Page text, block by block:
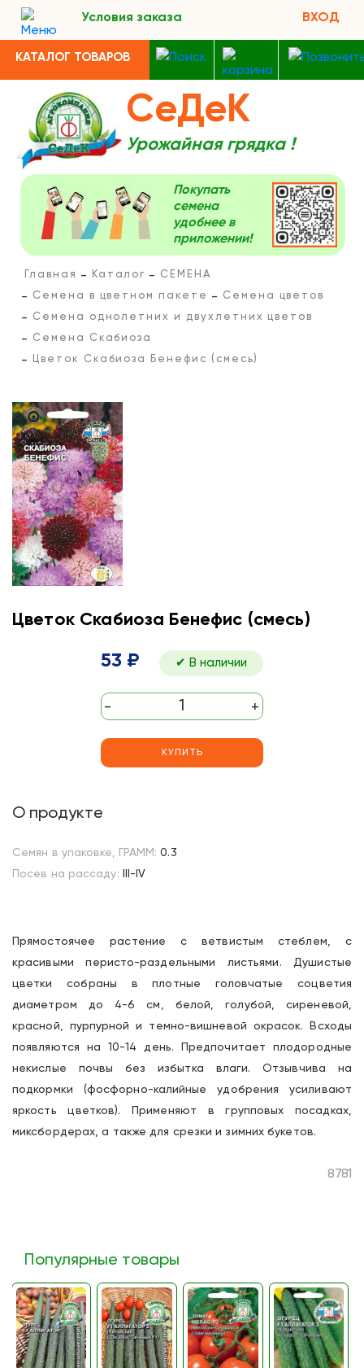
Условия заказа ВХОД
КАТАЛОГ ТОВАРОВ
СеДеК
Урожайная грядка !
Покупать
семена
удобнее в
приложении!
Главная Каталог
СЕМЕНА
Семена в цветном пакете
Семена цветов
Семена однолетних и двухлетних цветов
Семена Скабиоза
Цветок Скабиоза Бенефис (смесь)
Цветок Скабиоза Бенефис (смесь)
53 ₽ ✔ В наличии
- +
КУПИТЬ
О продукте
Семян в упаковке, ГРАММ: 0.3
Посев на рассаду:
III-IV
Прямостоячее растение с ветвистым стеблем, с
красивыми перисто-раздельными листьями. Душистые
цветки собраны в плотные головчатые соцветия
диаметром до 4-6 см, белой, голубой, сиреневой,
красной, пурпурной и темно-вишневой окрасок. Всходы
появляются на 10-14 день. Предпочитает плодородные
некислые почвы без избытка влаги. Отзывчива на
подкормки (фосфорно-калийные удобрения усиливают
яркость цветков). Применяют в групповых посадках,
миксбордерах, а также для срезки и зимних букетов.
8781
Популярные товары